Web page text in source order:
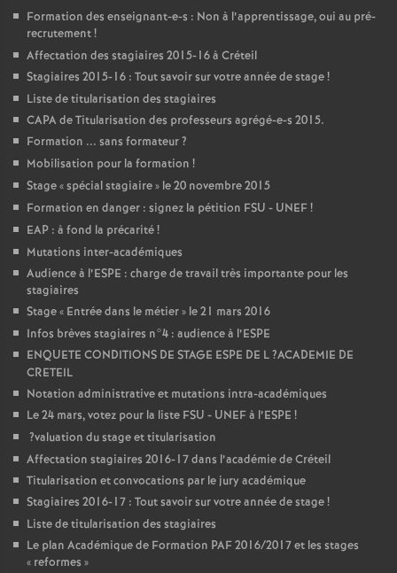
Formation des enseignant-e-s : Non à l’apprentissage, oui au pré-
recrutement!
Affectation des stagiaires 2015-16 à Créteil
Stagiaires 2015-16 : Tout savoir sur votre année de stage!
Liste de titularisation des stagiaires
CAPAde Titularisation des professeurs agrégé-e-s 2015.
Formation ... sans formateur?
Mobilisation pour la formation !
Stage «spécial stagiaire» le 20 novembre 2015
Formation en danger : signez la pétition FSU - UNEF!
EAP : à fond la précarité!
Mutations inter-académiques
Audience à l’ESPE : charge de travail très importante pour les
stagiaires
Stage « Entrée dans le métier» le 21 mars 2016
Infos brèves stagiaires n°4 : audience à l’ESPE
ENQUETE CONDITIONS DE STAGE ESPE DE L?ACADEMIE DE
CRETEIL
Notation administrative et mutations intra-académiques
Le 24 mars, votez pour la liste FSU - UNEFà l’ESPE !
?valuation du stage et titularisation
Affectation stagiaires 2016-17 dans l’académie de Créteil
Titularisation et convocations par le jury académique
Stagiaires 2016-17 : Tout savoir sur votre année de stage!
Liste de titularisation des stagiaires
Le plan Académique de Formation PAF2016/2017 et les stages
« reformes »